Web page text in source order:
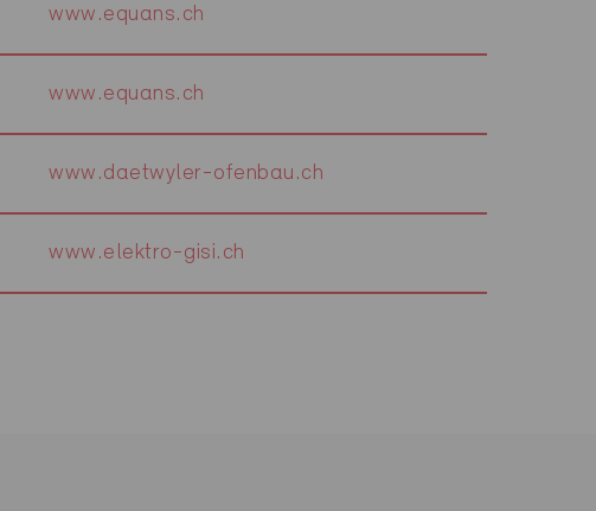
www.equans.ch
www.equans.ch
www.daetwyler-ofenbau.ch
www.elektro-gisi.ch